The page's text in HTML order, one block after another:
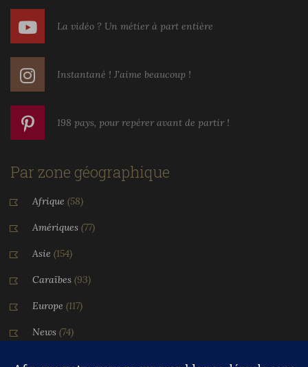
La vidéo ? Un métier à part entière
Instantané ! J'aime beaucoup !
198 pays, pour repérer avant de partir !
Par zone géographique
Afrique (58)
Amériques (77)
Asie (154)
Caraïbes (93)
Europe (117)
News (74)